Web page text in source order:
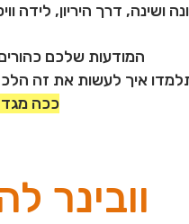
ושינה, דרך היריון, לידה
המודעות שלכם
איך לעשות את זה
ככה
וובינר